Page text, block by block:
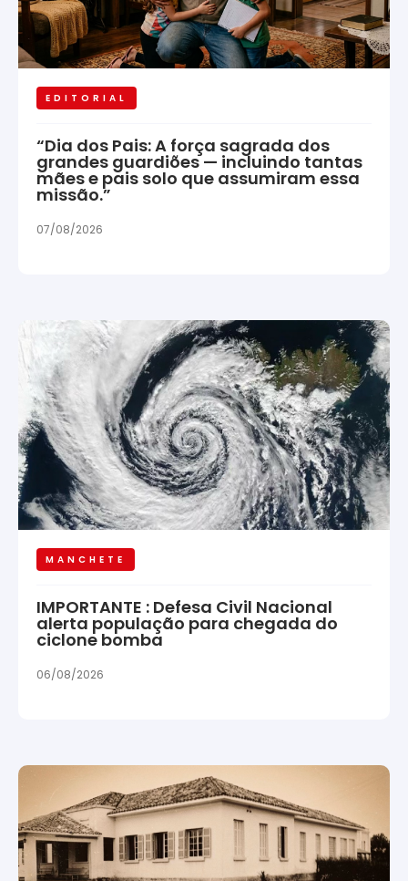
EDITORIAL
“Dia dos Pais: A força sagrada dos
grandes guardiões — incluindo tantas
mães e pais solo que assumiram essa
missão.”
07/08/2026
MANCHETE
IMPORTANTE : Defesa Civil Nacional
alerta população para chegada do
ciclone bomba
06/08/2026